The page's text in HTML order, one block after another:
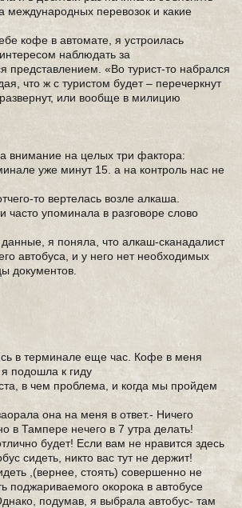
международных перевозок и какие
кофе в автомате, я устроилась
наблюдать за
представлением. «Во турист-то набрался
что ж с туристом будет – перечеркнут
или вообще в милицию
внимание на целых три фактора:
уже минут 15. а на контроль нас не
то вертелась возле алкаша.
часто упоминала в разговоре слово
я поняла, что алкаш-сканадалист
автобуса, и у него нет необходимых
документов.
в терминале еще час. Кофе в меня
подошла к гиду
в чем проблема, и когда мы пройдем
она на меня в ответ.- Ничего
в Тампере нечего в 7 утра делать!
будет! Если вам не нравится здесь
сидеть, никто вас тут не держит!
,(вернее, стоять) совершенно не
поджариваемого окорока в автобусе
подумав, я выбрала автобус- там